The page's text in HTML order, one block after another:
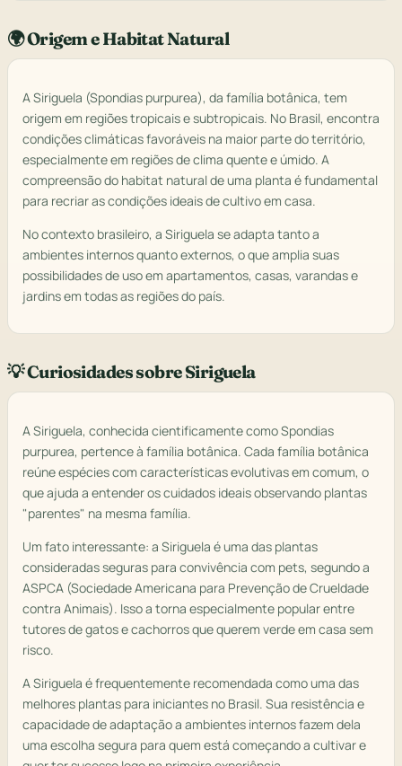
🌍 Origem e Habitat Natural
A Siriguela (Spondias purpurea), da família botânica, tem
origem em regiões tropicais e subtropicais. No Brasil, encontra
condições climáticas favoráveis na maior parte do território,
especialmente em regiões de clima quente e úmido. A
compreensão do habitat natural de uma planta é fundamental
para recriar as condições ideais de cultivo em casa.
No contexto brasileiro, a Siriguela se adapta tanto a
ambientes internos quanto externos, o que amplia suas
possibilidades de uso em apartamentos, casas, varandas e
jardins em todas as regiões do país.
💡 Curiosidades sobre Siriguela
A Siriguela, conhecida cientificamente como Spondias
purpurea, pertence à família botânica. Cada família botânica
reúne espécies com características evolutivas em comum, o
que ajuda a entender os cuidados ideais observando plantas
"parentes" na mesma família.
Um fato interessante: a Siriguela é uma das plantas
consideradas seguras para convivência com pets, segundo a
ASPCA (Sociedade Americana para Prevenção de Crueldade
contra Animais). Isso a torna especialmente popular entre
tutores de gatos e cachorros que querem verde em casa sem
risco.
A Siriguela é frequentemente recomendada como uma das
melhores plantas para iniciantes no Brasil. Sua resistência e
capacidade de adaptação a ambientes internos fazem dela
uma escolha segura para quem está começando a cultivar e